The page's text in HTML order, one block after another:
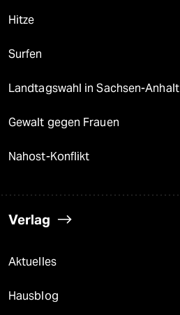
Hitze
Surfen
Landtagswahl in Sachsen-Anhalt
Gewalt gegen Frauen
Nahost-Konflikt
Verlag
Aktuelles
Hausblog